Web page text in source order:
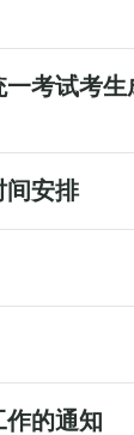
考试考生
间安排
作的通知